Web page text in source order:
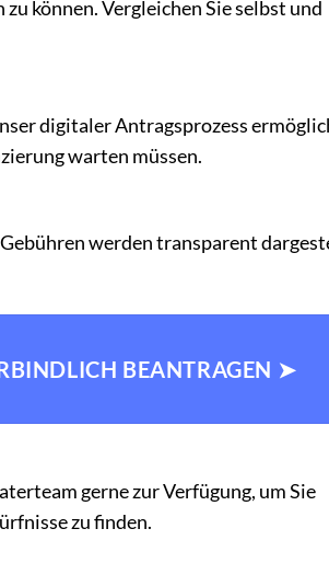
können. Vergleichen Sie selbst und
digitaler Antragsprozess
warten müssen.
werden transparent
BEANTRAGEN ➤
gerne zur Verfügung, um Sie
zu finden.